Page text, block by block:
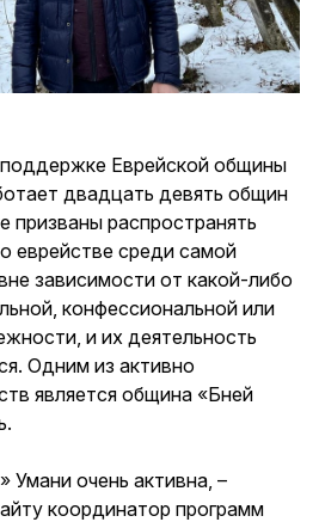
Еврейской общины
двадцать девять общин
призваны распространять
еврействе среди самой
зависимости от какой-либо
конфессиональной или
и их деятельность
Одним из активно
является община «Бней
очень активна, –
координатор программ